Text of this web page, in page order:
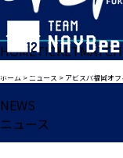
HOMETICKETMATCH
ホーム >ニュース > アビスパ福岡オフ
NEWS
ニュース